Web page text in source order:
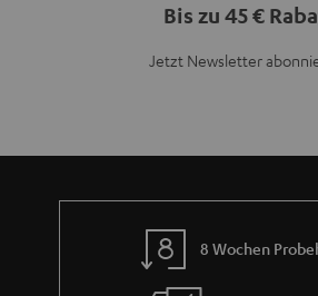
Bis zu 45 €
Jetzt Newsletter
8 Wochen